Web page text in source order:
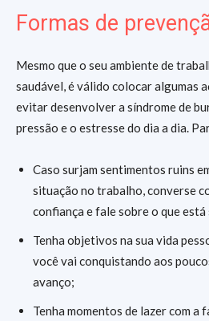
Formas de
Mesmo que o seu ambiente de
saudável, é válido colocar algumas
evitar desenvolver a síndrome de
pressão e o estresse do dia a dia.
Caso surjam sentimentos ruins
situação no trabalho, converse
confiança e fale sobre o que
Tenha objetivos na sua vida
você vai conquistando aos
avanço;
Tenha momentos de lazer com a